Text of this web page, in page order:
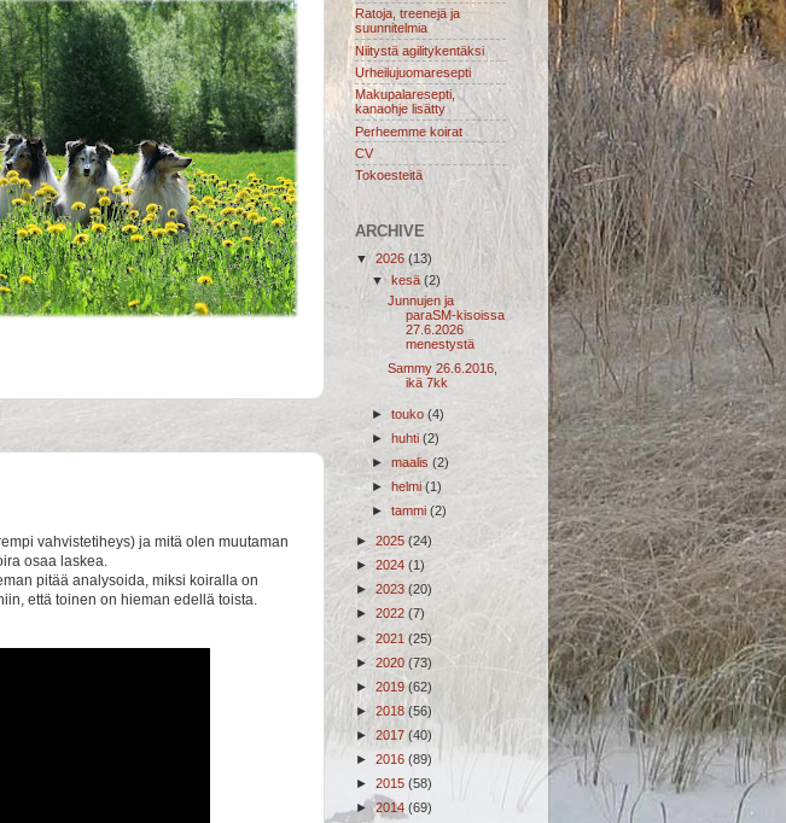
vahvistetiheys) ja mitä olen muutaman
osaa laskea.
pitää analysoida, miksi koiralla on
että toinen on hieman edellä toista.
Ratoja, treenejä ja
suunnitelmia
Niitystä agilitykentäksi
Urheilujuomaresepti
Makupalaresepti,
kanaohje lisätty
Perheemme koirat
CV
Tokoesteitä
ARCHIVE
▼ 2026 (13)
▼ kesä(2)
Junnujen ja
paraSM-kisoissa
27.6.2026
menestystä
Sammy 26.6.2016,
ikä 7kk
► touko (4)
► huhti (2)
► maalis (2)
► helmi (1)
► tammi (2)
► 2025 (24)
► 2024 (1)
► 2023 (20)
► 2022 (7)
► 2021 (25)
► 2020 (73)
► 2019(62)
► 2018(56)
► 2017 (40)
► 2016 (89)
► 2015 (58)
►2014 (69)